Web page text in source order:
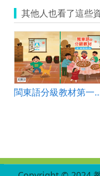
其他人也看了這些
閩東語分級教材